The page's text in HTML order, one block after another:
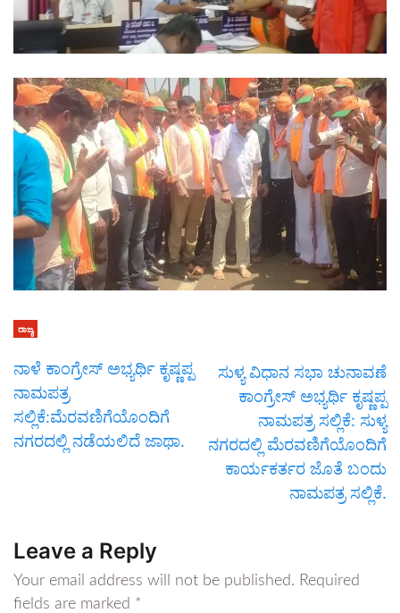
ರಾಜ್ಯ
ನಾಳೆ ಕಾಂಗ್ರೇಸ್ ಅಭ್ಯರ್ಥಿ ಕೃಷ್ಣಪ್ಪ
ನಾಮಪತ್ರ
ಸಲ್ಲಿಕೆ:ಮೆರವಣಿಗೆಯೊಂದಿಗೆ
ನಗರದಲ್ಲಿ ನಡೆಯಲಿದೆ ಜಾಥಾ.
ಸುಳ್ಯ ವಿಧಾನ ಸಭಾ ಚುನಾವಣೆ
ಕಾಂಗ್ರೇಸ್ ಅಭ್ಯರ್ಥಿ ಕೃಷ್ಣಪ್ಪ
ನಾಮಪತ್ರ ಸಲ್ಲಿಕೆ: ಸುಳ್ಯ
ನಗರದಲ್ಲಿ ಮೆರವಣಿಗೆಯೊಂದಿಗೆ
ಕಾರ್ಯಕರ್ತರ ಜೊತೆ ಬಂದು
ನಾಮಪತ್ರ ಸಲ್ಲಿಕೆ.
Leave a Reply
Your email address will not be published. Required
fields are marked *